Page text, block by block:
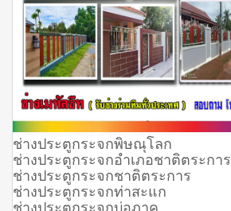
ช่างประตูกระจกพิษณุโลก
ช่างประตูกระจกอำเภอชาติตระการ
ช่างประตูกระจกชาติตระการ
ช่างประตูกระจกท่าสะแก
ช่างประตูกระจกบ่อภาค